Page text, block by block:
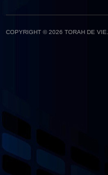
COPYRIGHT © 2026 TORAH DE